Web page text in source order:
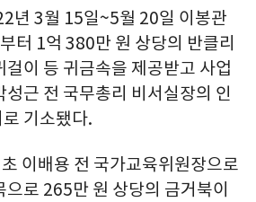
년 3월 15일~5월 20일 이봉관
터 1억 380만 원 상당의 반클리
걸이 등 귀금속을 제공받고 사업
성근 전 국무총리 비서실장의 인
기소됐다.
이배용 전 국가교육위원장으로
로 265만 원 상당의 금거북이